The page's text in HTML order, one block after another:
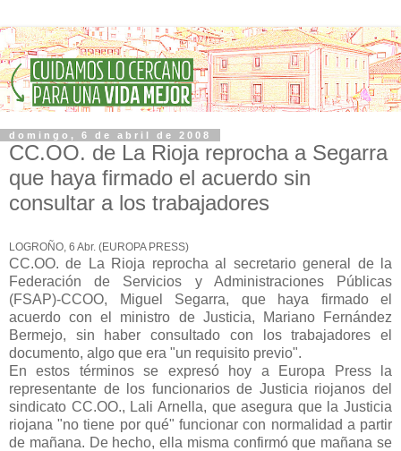
domingo, 6 de abril de 2008
CC.OO. de La Rioja reprocha a Segarra
que haya firmado el acuerdo sin
consultar a los trabajadores
LOGROÑO, 6 Abr. (EUROPA PRESS)
CC.OO. de La Rioja reprocha al secretario general de la
Federación de Servicios y Administraciones Públicas
(FSAP)-CCOO, Miguel Segarra, que haya firmado el
acuerdo con el ministro de Justicia, Mariano Fernández
Bermejo, sin haber consultado con los trabajadores el
documento, algo que era "un requisito previo".
En estos términos se expresó hoy a Europa Press la
representante de los funcionarios de Justicia riojanos del
sindicato CC.OO., Lali Arnella, que asegura que la Justicia
riojana "no tiene por qué" funcionar con normalidad a partir
de mañana. De hecho, ella misma confirmó que mañana se